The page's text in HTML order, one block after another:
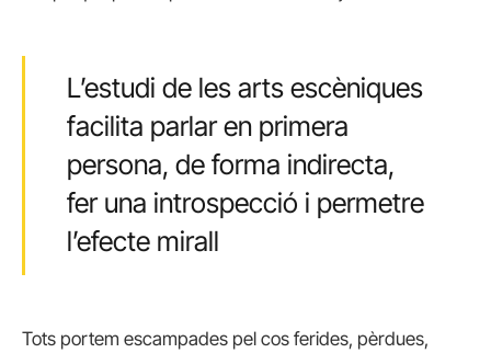
L’estudi de les arts escèniques
facilita parlar en primera
persona, de forma indirecta,
fer una introspecció i permetre
l’efecte mirall
Tots portem escampades pel cos ferides, pèrdues,